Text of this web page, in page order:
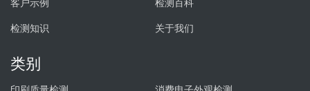
客户示例 检测百科
检测知识 关于我们
类别